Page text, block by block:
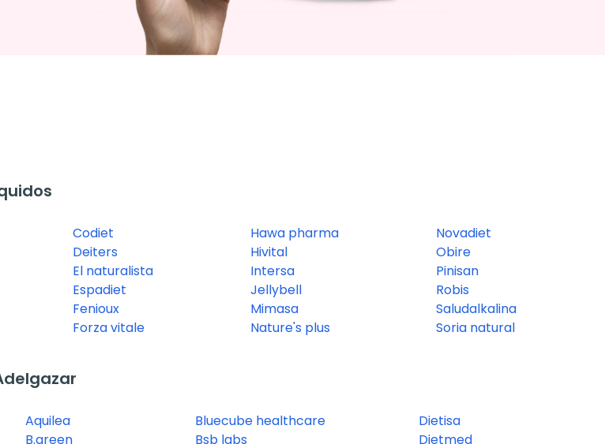
Codiet
Deiters
El naturalista
Espadiet
Fenioux
Forza vitale
Hawa pharma
Hivital
Intersa
Jellybell
Mimasa
Nature's plus
Novadiet
Obire
Pinisan
Robis
Saludalkalina
Soria natural
Aquilea
B.green
Bluecube healthcare
Bsb labs
Dietisa
Dietmed